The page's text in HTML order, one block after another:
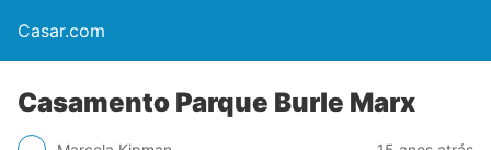
Casar.com
Casamento Parque Burle Marx